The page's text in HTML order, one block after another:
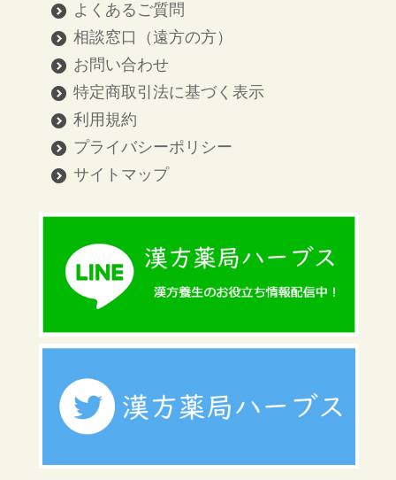
よくあるご質問
相談窓口（遠方の方）
お問い合わせ
特定商取引法に基づく表示
利用規約
プライバシーポリシー
サイトマップ